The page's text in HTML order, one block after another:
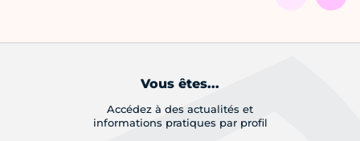
Vous êtes...
Accédez à des actualités et
informations pratiques par profil